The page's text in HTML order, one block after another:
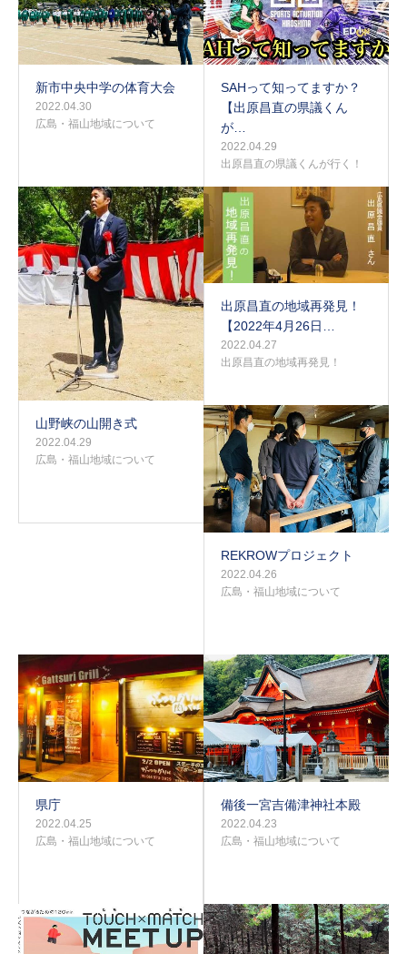
新市中央中学の体育大会
2022.04.30
広島・福山地域について
SAHって知ってますか？
【出原昌直の県議くん
が…
2022.04.29
出原昌直の県議くんが行く！
山野峡の山開き式
2022.04.29
広島・福山地域について
出原昌直の地域再発見！
【2022年4月26日…
2022.04.27
出原昌直の地域再発見！
REKROWプロジェクト
2022.04.26
広島・福山地域について
県庁
2022.04.25
広島・福山地域について
備後一宮吉備津神社本殿
2022.04.23
広島・福山地域について